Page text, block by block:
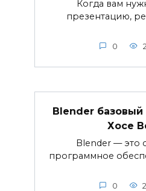
Когда вам
презентацию,
0
Blender
Хосе
Blender — это
программное
0